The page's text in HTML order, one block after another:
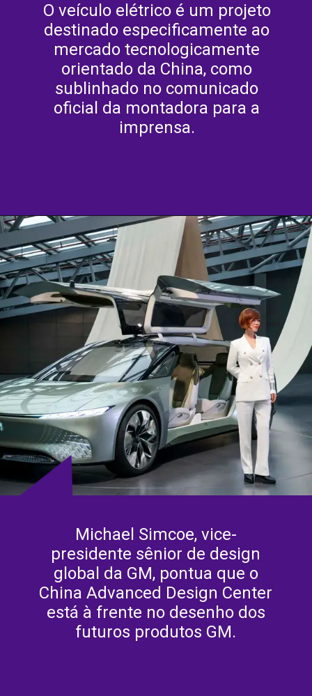
O veículo elétrico é um projeto
destinado especificamente ao
mercado tecnologicamente
orientado da China, como
sublinhado no comunicado
oficial da montadora para a
imprensa.
Michael Simcoe, vice-
presidente sênior de design
global da GM, pontua que o
China Advanced Design Center
está à frente no desenho dos
futuros produtos GM.